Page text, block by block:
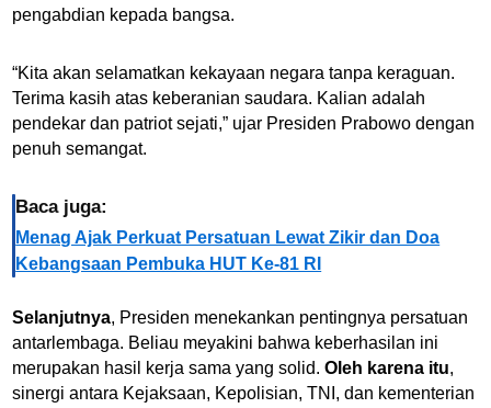
pengabdian kepada bangsa.
“Kita akan selamatkan kekayaan negara tanpa keraguan.
Terima kasih atas keberanian saudara. Kalian adalah
pendekar dan patriot sejati,” ujar Presiden Prabowo dengan
penuh semangat.
Baca juga:
Menag Ajak Perkuat Persatuan Lewat Zikir dan Doa
Kebangsaan Pembuka HUT Ke-81 RI
Selanjutnya, Presiden menekankan pentingnya persatuan
antarlembaga. Beliau meyakini bahwa keberhasilan ini
merupakan hasil kerja sama yang solid.Oleh karena itu,
sinergi antara Kejaksaan, Kepolisian, TNI, dan kementerian